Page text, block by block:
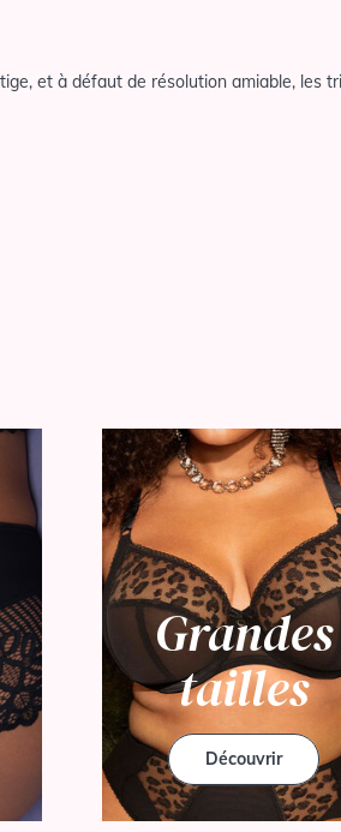
et à défaut de résolution amiable, les
Grandes
tailles
Découvrir